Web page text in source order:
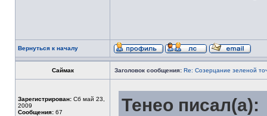
Вернуться к началу
Саймак Заголовок сообщения: Re: Созерцание зеленой
Зарегистрирован: Сб май 23,
2009
Сообщения: 67 Тенео писал(а):